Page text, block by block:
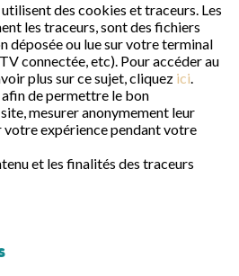
des cookies et traceurs. Les
les traceurs, sont des fichiers
déposée ou lue sur votre terminal
connectée, etc). Pour accéder au
plus sur ce sujet, cliquez ici.
de permettre le bon
mesurer anonymement leur
votre expérience pendant votre
et les finalités des traceurs